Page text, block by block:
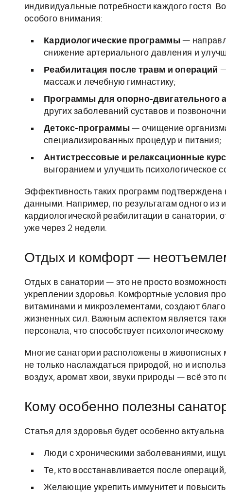
индивидуальные потребности каждого гостя.
особого внимания:
Кардиологические программы—
снижение артериального давления и
Реабилитация после травм и операций
массаж и лечебную гимнастику;
Программы для опорно-двигательного
других заболеваний суставов и
Детокс-программы— очищение
специализированных процедур и питания;
Антистрессовые и релаксационные
выгоранием и улучшить психологическое
Эффективность таких программ подтверждена
данными. Например, по результатам одного
кардиологической реабилитации в санатории,
уже через 2 недели.
Отдых и комфорт —
Отдых в санатории — это не просто
укреплении здоровья. Комфортные условия
витаминами и микроэлементами, создают
жизненных сил. Важным аспектом является
персонала, что способствует
Многие санатории расположены в живописных
не только наслаждаться природой, но и
воздух, аромат хвои, звуки природы — всё это
Кому особенно полезны
Статья для здоровья будет особенно
Люди с хроническими заболеваниями,
Те, кто восстанавливается после
Желающие укрепить иммунитет и